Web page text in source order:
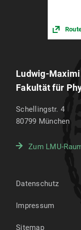
Ludwig-
Fakultät für
Schellingstr. 4
80799 München
Zum LMU-
Datenschutz
Impressum
Sitemap